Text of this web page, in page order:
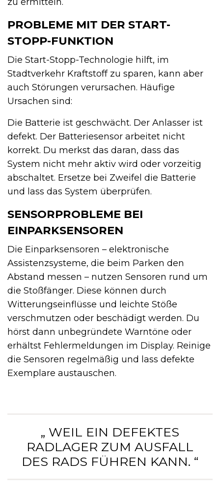
zu ermitteln.
PROBLEME MIT DER START-
STOPP-FUNKTION
Die Start-Stopp-Technologie hilft, im
Stadtverkehr Kraftstoff zu sparen, kann aber
auch Störungen verursachen. Häufige
Ursachen sind:
Die Batterie ist geschwächt. Der Anlasser ist
defekt. Der Batteriesensor arbeitet nicht
korrekt. Du merkst das daran, dass das
System nicht mehr aktiv wird oder vorzeitig
abschaltet. Ersetze bei Zweifel die Batterie
und lass das System überprüfen.
SENSORPROBLEME BEI
EINPARKSENSOREN
Die Einparksensoren – elektronische
Assistenzsysteme, die beim Parken den
Abstand messen – nutzen Sensoren rund um
die Stoßfänger. Diese können durch
Witterungseinflüsse und leichte Stöße
verschmutzen oder beschädigt werden. Du
hörst dann unbegründete Warntöne oder
erhältst Fehlermeldungen im Display. Reinige
die Sensoren regelmäßig und lass defekte
Exemplare austauschen.
„ WEIL EIN DEFEKTES
RADLAGER ZUM AUSFALL
DES RADS FÜHREN KANN. “